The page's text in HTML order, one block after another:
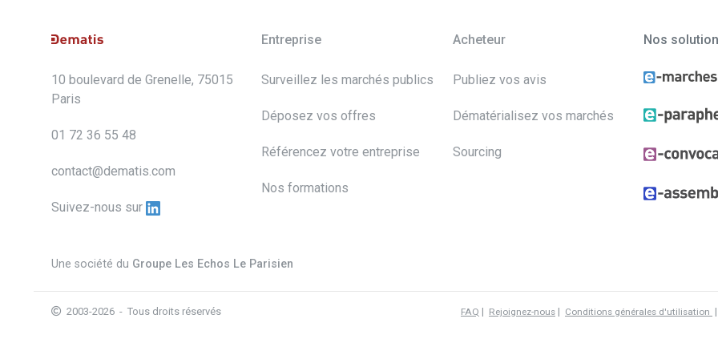
10 boulevard de Grenelle, 75015
Paris
01 72 36 55 48
contact@dematis.com
Suivez-nous sur
Entreprise
Surveillez les marchés publics
Déposez vos offres
Référencez votre entreprise
Nos formations
Acheteur
Publiez vos avis
Dématérialisez vos marchés
Sourcing
Nos
Une société du Groupe Les Echos Le Parisien
2003-2026 - Tous droits réservés FAQ | Rejoignez-nous | Conditions générales d'utilisation